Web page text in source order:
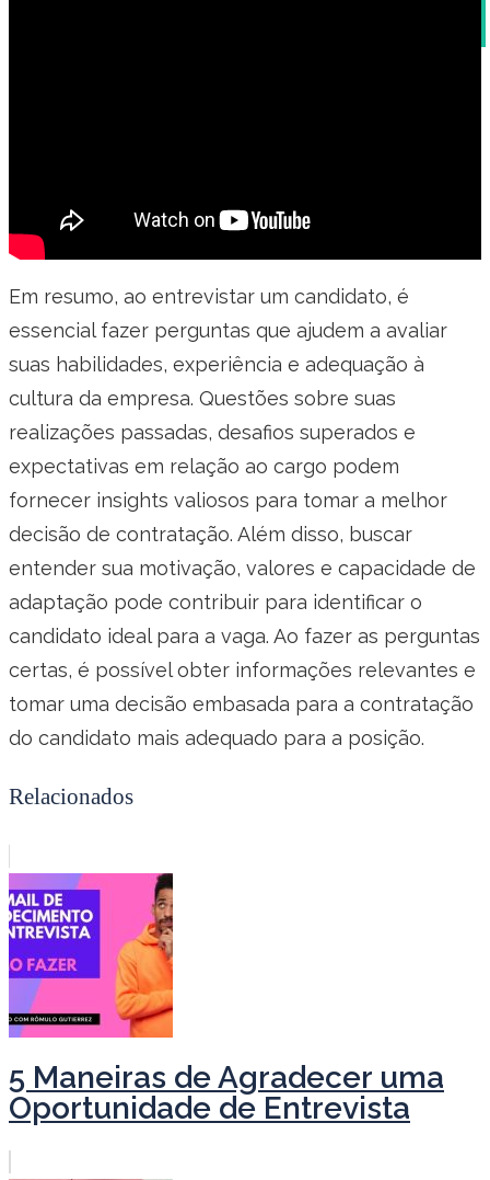
Em resumo, ao entrevistar um candidato, é
essencial fazer perguntas que ajudem a avaliar
suas habilidades, experiência e adequação à
cultura da empresa. Questões sobre suas
realizações passadas, desafios superados e
expectativas em relação ao cargo podem
fornecer insights valiosos para tomar a melhor
decisão de contratação. Além disso, buscar
entender sua motivação, valores e capacidade de
adaptação pode contribuir para identificar o
candidato ideal para a vaga. Ao fazer as perguntas
certas, é possível obter informações relevantes e
tomar uma decisão embasada para a contratação
do candidato mais adequado para a posição.
Relacionados
5 Maneiras de Agradecer uma
Oportunidade de Entrevista